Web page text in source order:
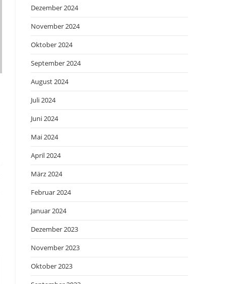
Dezember 2024
November 2024
Oktober 2024
September 2024
August 2024
Juli 2024
Juni 2024
Mai 2024
April 2024
März 2024
Februar 2024
Januar 2024
Dezember 2023
November 2023
Oktober 2023